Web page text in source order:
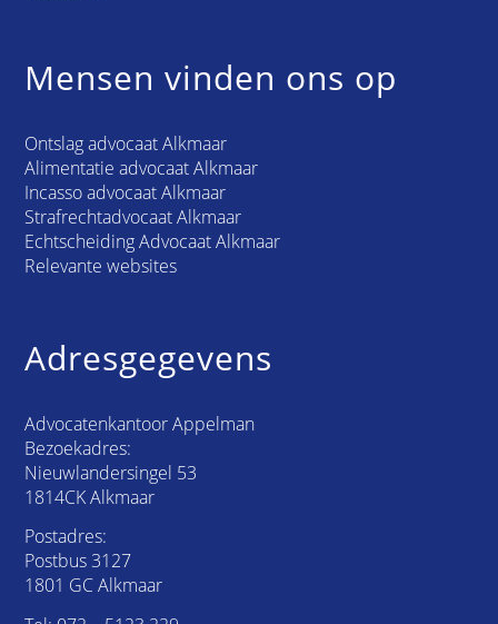
Mensen vinden ons op
Ontslag advocaat Alkmaar
Alimentatie advocaat Alkmaar
Incasso advocaat Alkmaar
Strafrechtadvocaat Alkmaar
Echtscheiding Advocaat Alkmaar
Relevante websites
Adresgegevens
Advocatenkantoor Appelman
Bezoekadres:
Nieuwlandersingel 53
1814CK Alkmaar
Postadres:
Postbus 3127
1801 GC Alkmaar